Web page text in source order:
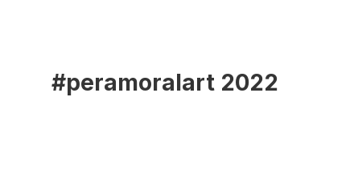
#peramoralart 2022